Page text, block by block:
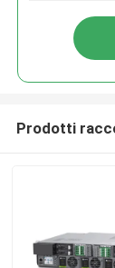
Prodotti